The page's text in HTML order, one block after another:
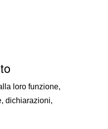
loro funzione,
dichiarazioni,